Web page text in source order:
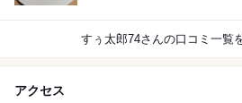
すぅ太郎74さんの口コミ一覧
アクセス